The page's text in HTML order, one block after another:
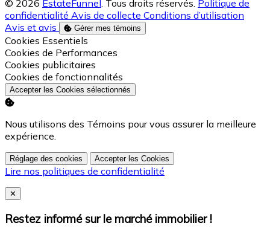
plain-pied• Maison à un étage et demi
© 2026EstateFunnel. Tous droits réservés.Politique de
confidentialitéAvis de collecte Conditions d’utilisation
Avis et avis
Gérer mes témoins
Activer
Cookies Essentiels
Activer
Cookies de Performances
Activer
Cookies publicitaires
Activer
Cookies de fonctionnalités
Accepter les Cookies sélectionnés
Nous utilisons des Témoins pour vous assurer la meilleure
Réglage des cookies Accepter les Cookies